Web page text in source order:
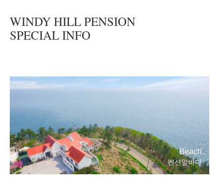
WINDY HILL PENSION
SPECIAL INFO
Beach
펜션앞바다